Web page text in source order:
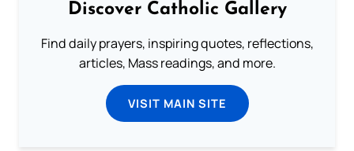
Discover Catholic Gallery
Find daily prayers, inspiring quotes, reflections,
articles, Mass readings, and more.
VISIT MAIN SITE